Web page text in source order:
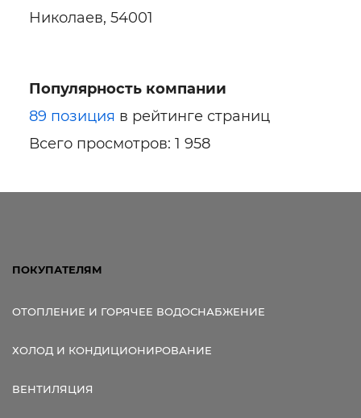
Ссылка для мобильных устройств
Николаев, 54001
Популярность компании
89 позиция в рейтинге страниц
Всего просмотров: 1 958
ПОКУПАТЕЛЯМ
ОТОПЛЕНИЕ И ГОРЯЧЕЕ ВОДОСНАБЖЕНИЕ
ХОЛОД И КОНДИЦИОНИРОВАНИЕ
ВЕНТИЛЯЦИЯ